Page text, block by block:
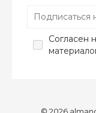
Согласен